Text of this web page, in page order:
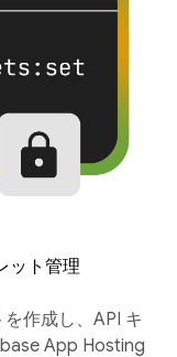
ット管理
作成し、API キ
App Hosting